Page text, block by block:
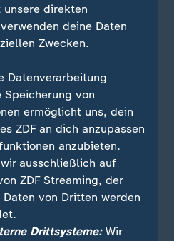
werden?
direkten
deine Daten
Zwecken.
Datenverarbeitung
Speicherung von
ermöglicht uns, dein
ZDF an dich anzupassen
anzubieten.
ausschließlich auf
ZDF Streaming, der
Daten von Dritten werden
Drittsysteme:Wir